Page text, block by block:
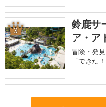
3
鈴鹿サ
ア・ア
冒険・発
「できた